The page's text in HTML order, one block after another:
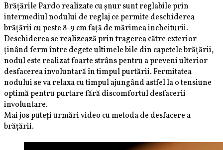
Brățările Pardo realizate cu șnur sunt reglabile prin
intermediul nodului de reglaj ce permite deschiderea
brățării cu peste 8-9 cm față de mărimea incheiturii.
Deschiderea se realizează prin tragerea către exterior
ținând ferm între degete ultimele bile din capetele brățării,
nodul este realizat foarte strâns pentru a preveni ulterior
desfacerea involuntară în timpul purtării. Fermitatea
nodului se va relaxa cu timpul ajungând astfel la o tensiune
optimă pentru purtare fără discomfortul desfacerii
involuntare.
Mai jos puteți urmări video cu metoda de desfacere a
brățării.